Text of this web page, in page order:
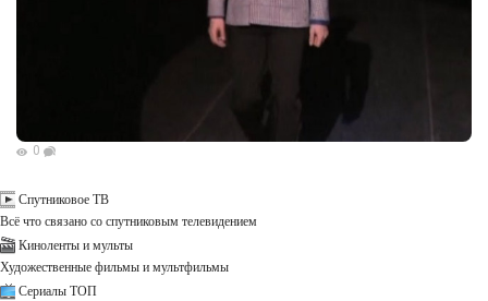
0
Спутниковое ТВ
Всё что связано со спутниковым телевидением
Киноленты и мульты
Художественные фильмы и мультфильмы
Сериалы ТОП